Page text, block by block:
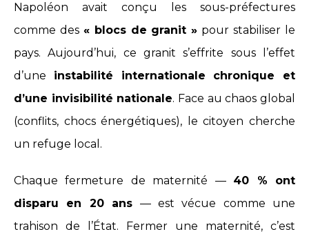
Napoléon avait conçu les sous-préfectures
comme des « blocs de granit » pour stabiliser le
pays. Aujourd’hui, ce granit s’effrite sous l’effet
d’une instabilité internationale chronique et
d’une invisibilité nationale. Face au chaos global
(conflits, chocs énergétiques), le citoyen cherche
un refuge local.
Chaque fermeture de maternité — 40 % ont
disparu en 20 ans — est vécue comme une
trahison de l’État. Fermer une maternité, c’est